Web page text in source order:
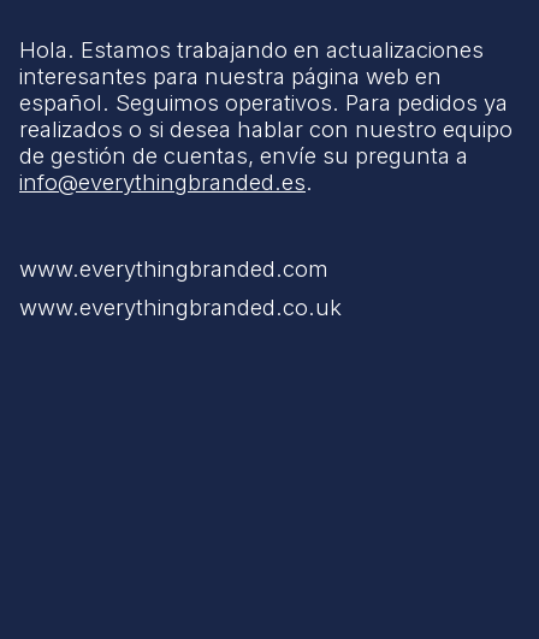
Hola. Estamos trabajando en actualizaciones
interesantes para nuestra página web en
español. Seguimos operativos. Para pedidos ya
realizados o si desea hablar con nuestro equipo
de gestión de cuentas, envíe su pregunta a
info@everythingbranded.es.
www.everythingbranded.com
www.everythingbranded.co.uk